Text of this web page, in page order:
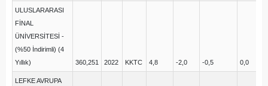
ULUSLARARASI
FİNAL
ÜNİVERSİTESİ -
(%50 İndirimli) (4
Yıllık)
360,251 2022 KKTC 4,8 -2,0 -0,5 0,0
LEFKE AVRUPA